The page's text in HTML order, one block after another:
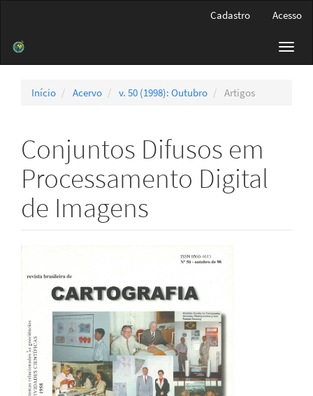
Barra
Cadastro Acesso
Início Acervo v. 50 (1998): Outubro Artigos
Conjuntos Difusos em
Processamento Digital
de Imagens
Barra
lateral
artigos